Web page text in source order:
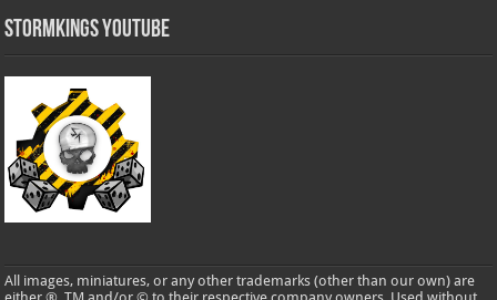
Stormkings Youtube
All images, miniatures, or any other trademarks (other than our own) are